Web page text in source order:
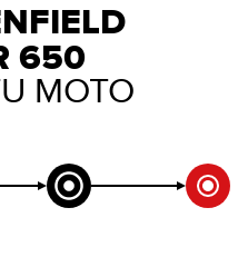
650
MOTO